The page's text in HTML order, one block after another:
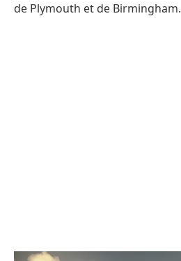
de Plymouth et de Birmingham.